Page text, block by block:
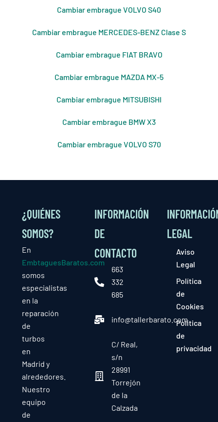
Cambiar embrague VOLVO S40
Cambiar embrague MERCEDES-BENZ Clase S
Cambiar embrague FIAT BRAVO
Cambiar embrague MAZDA MX-5
Cambiar embrague MITSUBISHI
Cambiar embrague BMW X3
Cambiar embrague VOLVO S70
¿QUIÉNES
SOMOS?
En
EmbtaguesBaratos.com
somos
especialistas
en la
reparación
de
turbos
en
Madrid y
alrededores.
Nuestro
equipo
de
INFORMACIÓN
DE
CONTACTO
663
332
685
info@tallerbarato.com
C/ Real,
s/n
28991
Torrejón
de la
Calzada
LEGAL
Aviso
Legal
Política
de
Cookies
Política
de
privacidad